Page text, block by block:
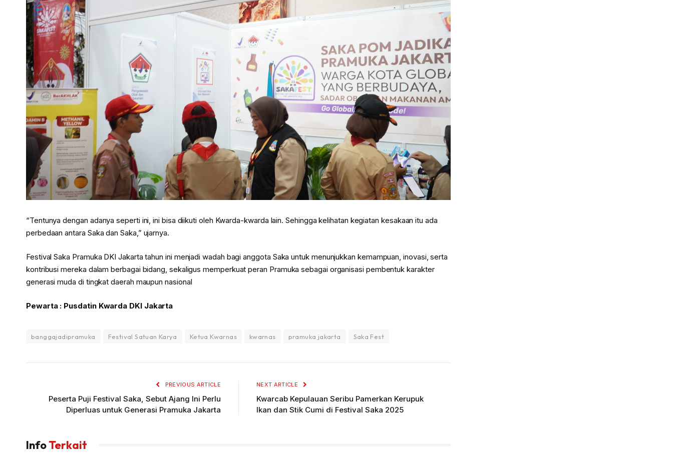
“Tentunya dengan adanya seperti ini, ini bisa diikuti oleh Kwarda-kwarda lain. Sehingga kelihatan kegiatan kesakaan itu ada
perbedaan antara Saka dan Saka,” ujarnya.
Festival Saka Pramuka DKI Jakarta tahun ini menjadi wadah bagi anggota Saka untuk menunjukkan kemampuan, inovasi, serta
kontribusi mereka dalam berbagai bidang, sekaligus memperkuat peran Pramuka sebagai organisasi pembentuk karakter
generasi muda di tingkat daerah maupun nasional
Pewarta : Pusdatin Kwarda DKI Jakarta
banggajadipramuka Festival Satuan Karya Ketua Kwarnas kwarnas pramuka jakarta Saka Fest
PREVIOUS ARTICLE
Peserta Puji Festival Saka, Sebut Ajang Ini Perlu
Diperluas untuk Generasi Pramuka Jakarta
NEXT ARTICLE
Kwarcab Kepulauan Seribu Pamerkan Kerupuk
Ikan dan Stik Cumi di Festival Saka 2025
InfoTerkait